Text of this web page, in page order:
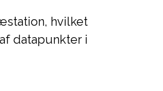
hvilket
datapunkter i